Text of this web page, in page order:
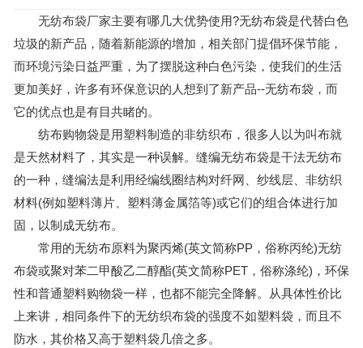
无纺布袋厂家主要有哪几大优势使用?无纺布袋是代替白色
垃圾的新产品，随着新能源的增加，相关部门提倡环保节能，
而环境污染日益严重，为了摆脱这种白色污染，使我们的生活
更加美好，许多有环保意识的人想到了新产品--无纺布袋，而
它的优点也是有目共睹的。
纺布购物袋是用塑料制造的非纺织布，很多人以为叫布就
是天然材料了，其实是一种误解。缝编无纺布袋是干法无纺布
的一种，缝编法是利用经编线圈结构对纤网、纱线层、非纺织
材料(例如塑料薄片、塑料薄金属箔等)或它们的组合体进行加
固，以制成无纺布。
常用的无纺布原料为聚丙烯(英文简称PP，俗称丙纶)无纺
布袋或聚对苯二甲酸乙二醇酯(英文简称PET，俗称涤纶)，环保
性和普通塑料购物袋一样，也都不能完全降解。从具体性价比
上来讲，相同条件下的无纺织布袋的强度不如塑料袋，而且不
防水，其价格又高于塑料袋几倍之多。